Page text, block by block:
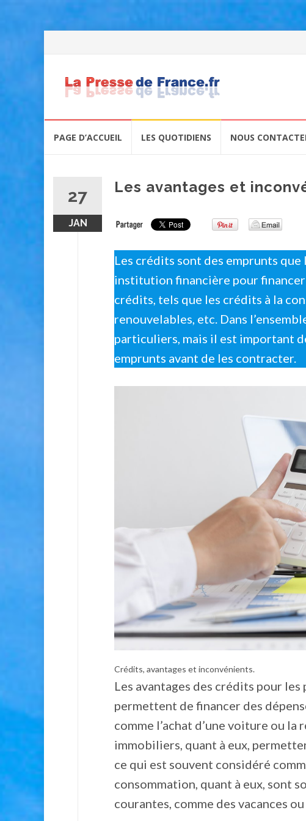
PAGE D’ACCUEIL LES QUOTIDIENS NOUS
27
JAN
Les avantages et
Les crédits sont des emprunts
institution financière pour
crédits, tels que les crédits à la
renouvelables, etc. Dans
particuliers, mais il est important
emprunts avant de les contracter.
Crédits, avantages et inconvénients.
Les avantages des crédits pour
permettent de financer des
comme l’achat d’une voiture ou
immobiliers, quant à eux,
ce qui est souvent considéré
consommation, quant à eux, sont
courantes, comme des vacances